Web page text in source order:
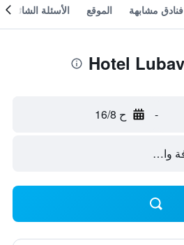
فنادق مشابهة الموقع الأسئلة الشائعة
- ح 16/8